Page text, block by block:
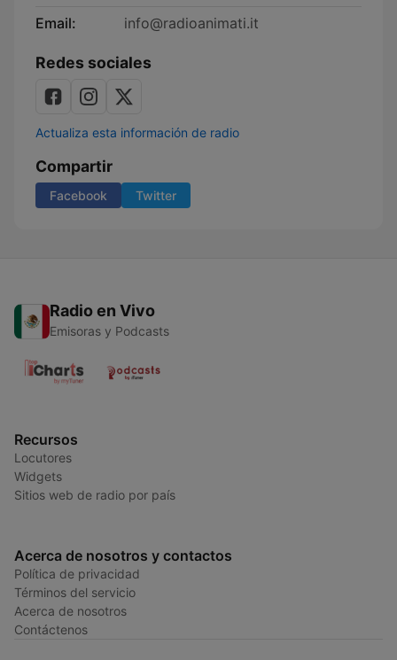
Email:
info@radioanimati.it
Redes sociales
Actualiza esta información de radio
Compartir
Facebook Twitter
Radio en Vivo
Emisoras y Podcasts
Recursos
Locutores
Widgets
Sitios web de radio por país
Acerca de nosotros y contactos
Política de privacidad
Términos del servicio
Acerca de nosotros
Contáctenos